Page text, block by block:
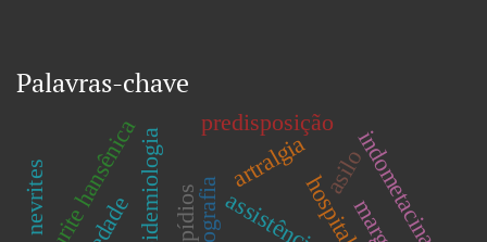
Palavras-chave
hospitals
asilo
neurite hansênica biografia
artralgia
predisposição
lipídios indometacina
nevrites